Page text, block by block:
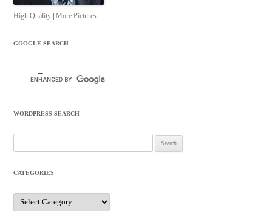
High Quality |More Pictures
GOOGLE SEARCH
WORDPRESS SEARCH
for:
CATEGORIES
Categories